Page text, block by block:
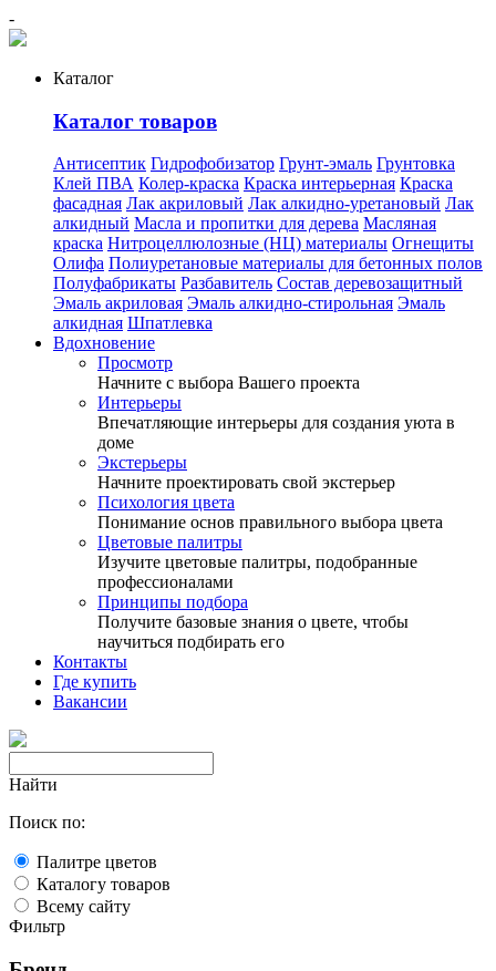
-
Каталог
Каталог товаров
Антисептик Гидрофобизатор Грунт-эмаль Грунтовка
Клей ПВА Колер-краска Краска интерьерная Краска
фасадная Лак акриловый Лак алкидно-уретановый Лак
алкидный Масла и пропитки для дерева Масляная
краска Нитроцеллюлозные (НЦ) материалы Огнещиты
Олифа Полиуретановые материалы для бетонных полов
Полуфабрикаты Разбавитель Состав деревозащитный
Эмаль акриловая Эмаль алкидно-стирольная Эмаль
алкидная Шпатлевка
Вдохновение
Просмотр
Начните с выбора Вашего проекта
Интерьеры
Впечатляющие интерьеры для создания уюта в
доме
Экстерьеры
Начните проектировать свой экстерьер
Психология цвета
Понимание основ правильного выбора цвета
Цветовые палитры
Изучите цветовые палитры, подобранные
профессионалами
Принципы подбора
Получите базовые знания о цвете, чтобы
научиться подбирать его
Контакты
Где купить
Вакансии
Найти
Поиск по:
Палитре цветов
Каталогу товаров
Всему сайту
Фильтр